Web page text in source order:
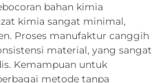
bahan kimia
kimia sangat minimal,
Proses manufaktur canggih
material, yang sangat
Kemampuan untuk
metode tanpa